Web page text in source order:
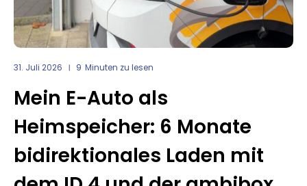
31. Juli 2026 9 Minuten zu lesen
Mein E-Auto als
Heimspeicher: 6 Monate
bidirektionales Laden mit